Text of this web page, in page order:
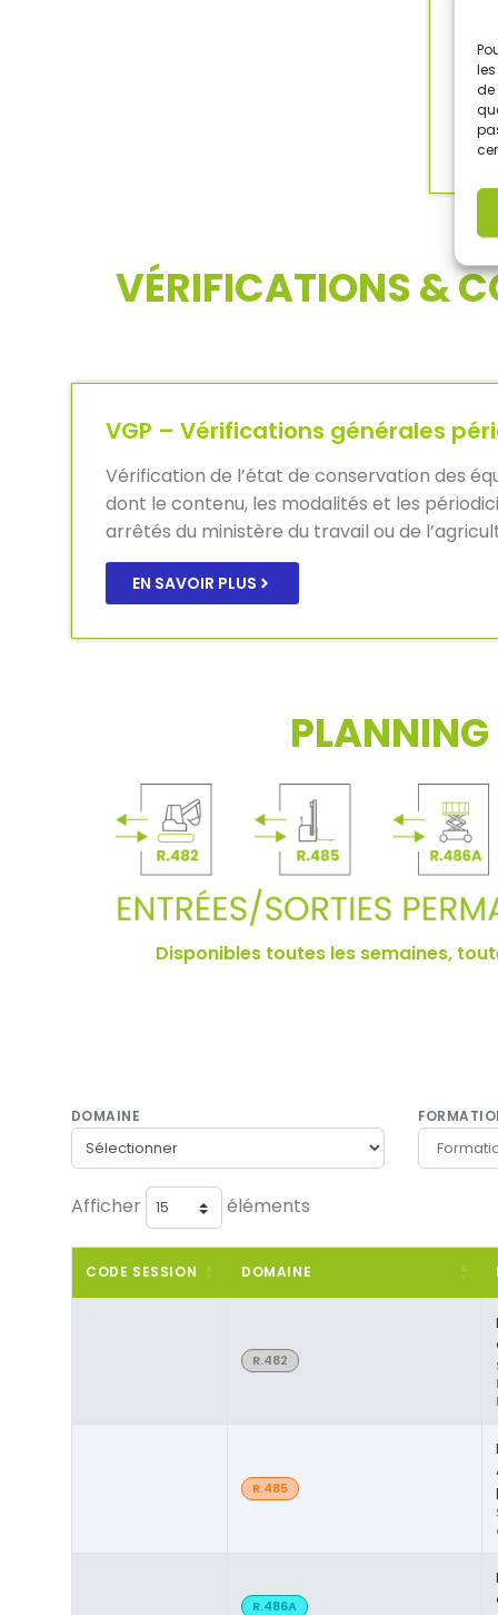
de
SST
VÉRIFICATIONS &
VGP – Vérifications générales
Vérification de l’état de conservation des
dont le contenu, les modalités et les
arrêtés du ministère du travail ou de
EN SAVOIR PLUS
PLANNING
Disponibles toutes les semaines,
DOMAINE
Afficher éléments
CODE SESSION DOMAINE
R.482
R.485
R.486A